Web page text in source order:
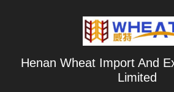
Henan Wheat Import And
Limited